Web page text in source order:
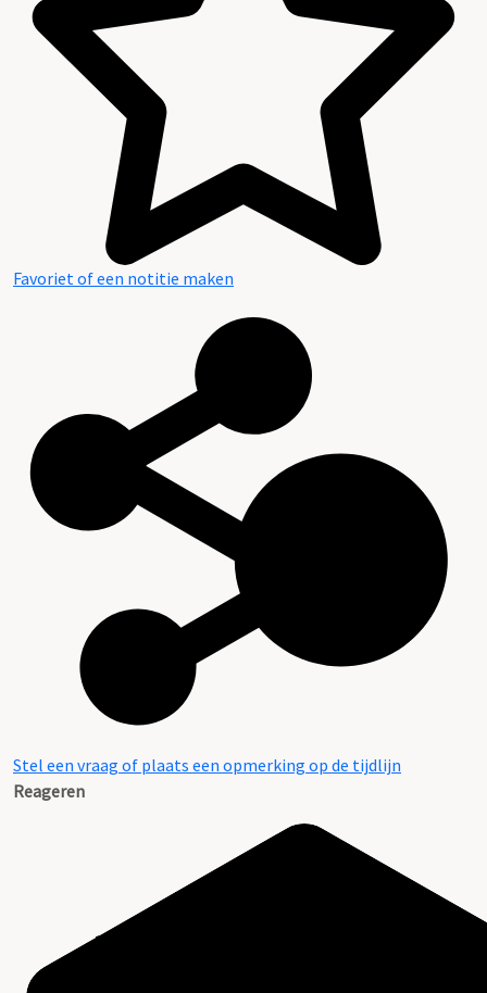
Favoriet of een notitie maken
Stel een vraag of plaats een opmerking op de tijdlijn
Reageren